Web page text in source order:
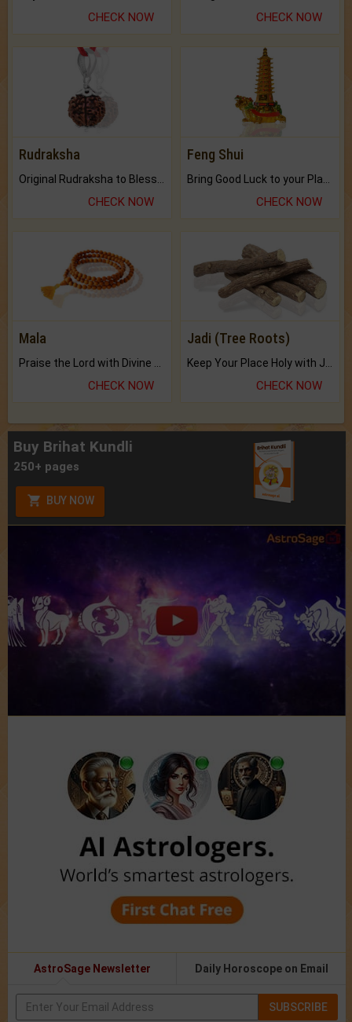
CHECK NOW CHECK NOW
Rudraksha
CHECK NOW
Feng Shui
CHECK NOW
Mala
Praise the Lord with Divine Energies of Mala.
CHECK NOW
Jadi (Tree Roots)
Keep Your Place Holy with Jadi.
CHECK NOW
Buy Brihat Kundli
250+ pages
BUY NOW
AstroSage Newsletter Daily Horoscope on Email
SUBSCRIBE